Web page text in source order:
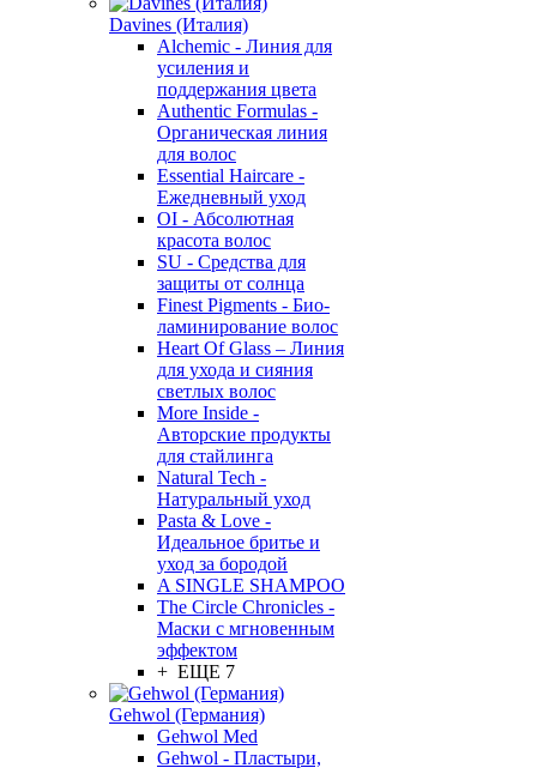
Davines (Италия)
Alchemic - Линия для
усиления и
поддержания цвета
Authentic Formulas -
Органическая линия
для волос
Essential Haircare -
Eжедневный уход
OI - Абсолютная
красота волос
SU - Средства для
защиты от солнца
Finest Pigments - Био-
ламинирование волос
Heart Of Glass – Линия
для ухода и сияния
светлых волос
More Inside -
Авторские продукты
для стайлинга
Natural Tech -
Натуральный уход
Pasta & Love -
Идеальное бритье и
уход за бородой
A SINGLE SHAMPOO
The Circle Chronicles -
Маски с мгновенным
эффектом
+ ЕЩЕ 7
Gehwol (Германия)
Gehwol Med
Gehwol - Пластыри,